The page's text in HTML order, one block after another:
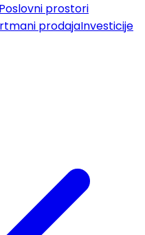
Poslovni prostori
prodajaInvesticije